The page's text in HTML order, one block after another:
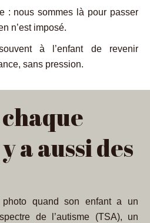
: nous sommes là pour passer
n’est imposé.
à l’enfant de revenir
sans pression.
a aussi des
photo quand son enfant a un
de l’autisme (TSA), un